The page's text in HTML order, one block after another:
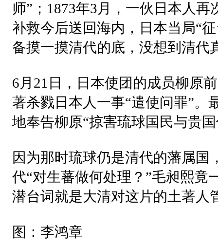
师”；1873年3月，一伙日本人
补救今后送回海内，日本当局“
备摸一摸清代的底，没想到清代
6月21日，日本使团的成员柳原
著杀戮日本人一事“遣使问罪”。
地奉告柳原“掠害琉球国民与贵
因为那时琉球仍是清代的藩属
代“对生蕃做何处理？”毛昶熙竟
潜台词就是大清对这片的土著人
图：李鸿章